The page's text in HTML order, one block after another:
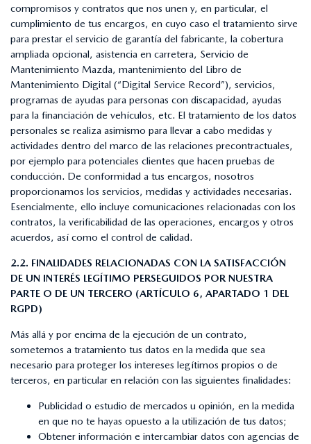
compromisos y contratos que nos unen y, en particular, el
cumplimiento de tus encargos, en cuyo caso el tratamiento sirve
para prestar el servicio de garantía del fabricante, la cobertura
ampliada opcional, asistencia en carretera, Servicio de
Mantenimiento Mazda, mantenimiento del Libro de
Mantenimiento Digital (“Digital Service Record”), servicios,
programas de ayudas para personas con discapacidad, ayudas
para la financiación de vehículos, etc. El tratamiento de los datos
personales se realiza asimismo para llevar a cabo medidas y
actividades dentro del marco de las relaciones precontractuales,
por ejemplo para potenciales clientes que hacen pruebas de
conducción. De conformidad a tus encargos, nosotros
proporcionamos los servicios, medidas y actividades necesarias.
Esencialmente, ello incluye comunicaciones relacionadas con los
contratos, la verificabilidad de las operaciones, encargos y otros
acuerdos, así como el control de calidad.
2.2. FINALIDADES RELACIONADAS CON LA SATISFACCIÓN
DE UN INTERÉS LEGÍTIMO PERSEGUIDOS POR NUESTRA
PARTE O DE UN TERCERO (ARTÍCULO 6, APARTADO 1 DEL
RGPD)
Más allá y por encima de la ejecución de un contrato,
sometemos a tratamiento tus datos en la medida que sea
necesario para proteger los intereses legítimos propios o de
terceros, en particular en relación con las siguientes finalidades:
Publicidad o estudio de mercados u opinión, en la medida
en que no te hayas opuesto a la utilización de tus datos;
Obtener información e intercambiar datos con agencias de